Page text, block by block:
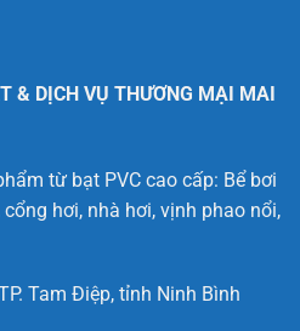
& DỊCH VỤ THƯƠNG MẠI MAI
từ bạt PVC cao cấp: Bể bơi
hơi, nhà hơi, vịnh phao nổi,
Tam Điệp, tỉnh Ninh Bình